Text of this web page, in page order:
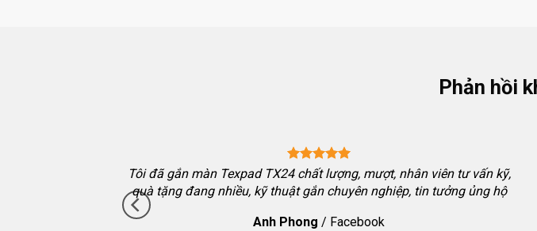
Phản hồi
Tôi đã gắn màn Texpad TX24 chất lượng, mượt, nhân viên tư vấn kỹ,
quà tặng đang nhiều, kỹ thuật gắn chuyên nghiệp, tin tưởng ủng hộ
Anh Phong / Facebook